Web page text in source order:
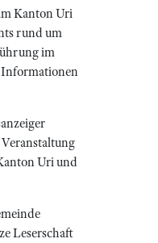
Kanton Uri
rund um
im
Informationen
Uri und
Leserschaft